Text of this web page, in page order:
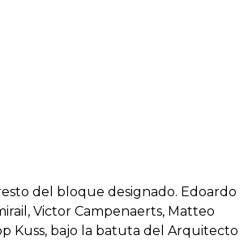
del bloque designado. Edoardo
Victor Campenaerts, Matteo
Kuss, bajo la batuta del Arquitecto